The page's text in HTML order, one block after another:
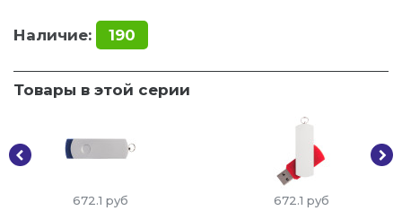
Наличие: 190
Товары в этой серии
672.1 руб 672.1 руб